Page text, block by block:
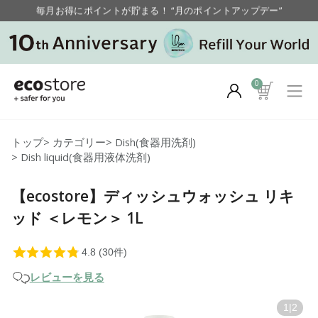
毎月お得にポイントが貯まる！ “月のポイントアップデー”
【重要】お盆期間中のお問い合わせと商品配送に関しまして
毎月お得にポイントが貯まる！ “月のポイントアップデー”
0
トップ> カテゴリー> Dish(食器用洗剤)
> Dish liquid(食器用液体洗剤)
【ecostore】ディッシュウォッシュ リキ
ッド ＜レモン＞ 1L
レビューを見る
1 2